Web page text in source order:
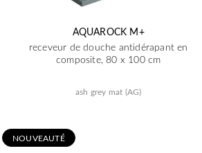
AQUAROCK M+
receveur de douche antidérapant en
composite, 80 x 100 cm
ash grey mat (AG)
NOUVEAUTÉ